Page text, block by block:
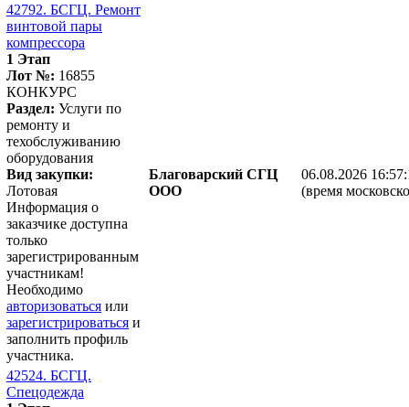
42792. БСГЦ. Ремонт
винтовой пары
компрессора
1 Этап
Лот №: 16855
КОНКУРС
Раздел: Услуги по
ремонту и
техобслуживанию
оборудования
Вид закупки:
Лотовая
Информация о
заказчике доступна
только
зарегистрированным
участникам!
Необходимо
авторизоваться или
зарегистрироваться и
заполнить профиль
участника.
Благоварский СГЦ
ООО
06.08.2026
(время
42524. БСГЦ.
Спецодежда